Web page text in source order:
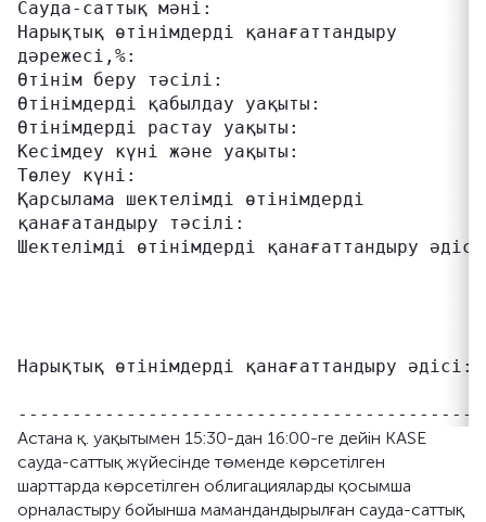
Сауда-саттық мәні:
Нарықтық өтінімдерді қанағаттандыру
дәрежесі,%:
Өтінім беру тәсілі:
Өтінімдерді қабылдау уақыты:
Өтінімдерді растау уақыты:
Кесімдеу күні және уақыты:
Төлеу күні:
Қарсылама шектелімді өтінімдерді
қанағатандыру тәсілі:
Шектелімді өтінімдерді қанағаттандыру
Нарықтық өтінімдерді қанағаттандыру
Астана қ. уақытымен 15:30-дан 16:00-ге дейін KASE
сауда-саттық жүйесінде төменде көрсетілген
шарттарда көрсетілген облигацияларды қосымша
орналастыру бойынша мамандандырылған сауда-саттық